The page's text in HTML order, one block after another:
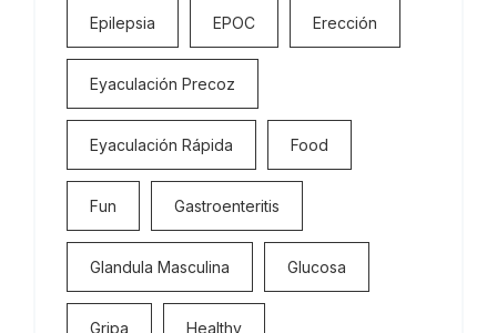
Epilepsia EPOC Erección
Eyaculación Precoz
Eyaculación Rápida Food
Fun Gastroenteritis
Glandula Masculina Glucosa
Gripa Healthy